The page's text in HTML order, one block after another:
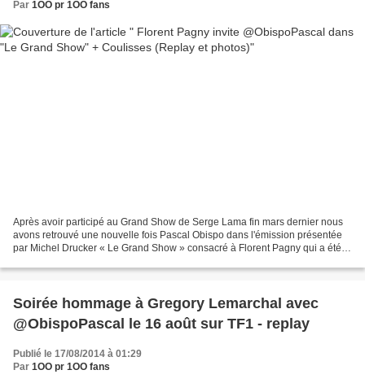
Par 1OO pr 1OO fans
Après avoir participé au Grand Show de Serge Lama fin mars dernier nous
avons retrouvé une nouvelle fois Pascal Obispo dans l'émission présentée
par Michel Drucker « Le Grand Show » consacré à Florent Pagny qui a été
Soirée hommage à Gregory Lemarchal avec
@ObispoPascal le 16 août sur TF1 - replay
Publié le 17/08/2014 à 01:29
Par 1OO pr 1OO fans